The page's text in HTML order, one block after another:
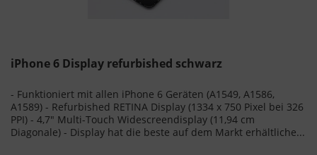
iPhone 6 Display refurbished schwarz
- Funktioniert mit allen iPhone 6 Geräten (A1549, A1586,
A1589) - Refurbished RETINA Display (1334 x 750 Pixel bei 326
PPI) - 4,7" Multi-Touch Widescreendisplay (11,94 cm
Diagonale) - Display hat die beste auf dem Markt erhältliche...